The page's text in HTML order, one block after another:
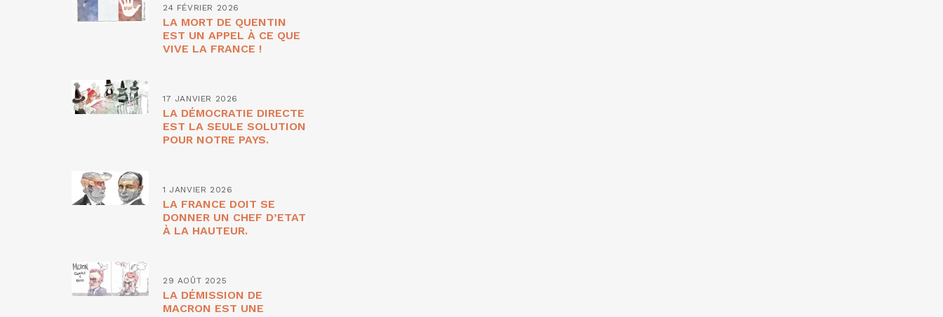
24 FÉVRIER 2026
LA MORT DE QUENTIN
EST UN APPEL À CE QUE
VIVE LA FRANCE !
17 JANVIER 2026
LA DÉMOCRATIE DIRECTE
EST LA SEULE SOLUTION
POUR NOTRE PAYS.
1 JANVIER 2026
LA FRANCE DOIT SE
DONNER UN CHEF D’ETAT
À LA HAUTEUR.
29 AOÛT 2025
LA DÉMISSION DE
MACRON EST UNE